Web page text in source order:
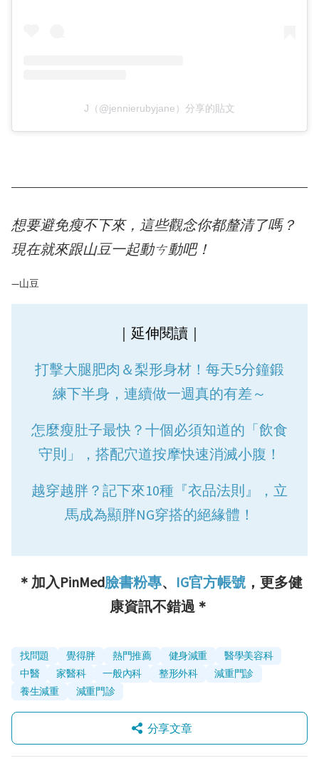
J（@jennierubyjane）分享的貼文
想要避免瘦不下來，這些觀念你都釐清了嗎？
現在就來跟山豆一起動ㄘ動吧！
—山豆
｜延伸閱讀｜
打擊大腿肥肉＆梨形身材！每天5分鐘鍛
練下半身，連續做一週真的有差～
怎麼瘦肚子最快？十個必須知道的「飲食
守則」，搭配穴道按摩快速消滅小腹！
越穿越胖？記下來10種『衣品法則』，立
馬成為顯胖NG穿搭的絕緣體！
＊加入PinMed臉書粉專、 IG官方帳號，更多健
康資訊不錯過＊
找問題 覺得胖 熱門推薦 健身減重
醫學美容科
中醫
家醫科 一般內科 整形外科
減重門診
養生減重
減重門診
分享文章